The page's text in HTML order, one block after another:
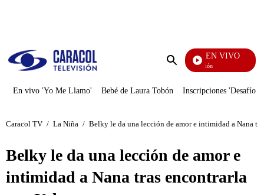
Enviar
EN VIVO
Pura Diversión
En vivo 'Yo Me Llamo' Bebé de Laura Tobón Inscripciones 'Desafío'
Caracol TV / La Niña / Belky le da una lección de amor e intimidad a Nana
Belky le da una lección de amor e
intimidad a Nana tras encontrarla